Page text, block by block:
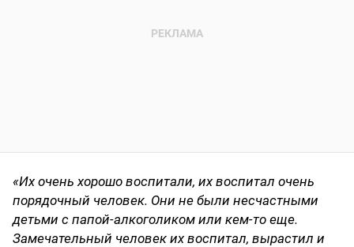
«Их очень хорошо воспитали, их воспитал очень
порядочный человек. Они не были несчастными
детьми с папой-алкоголиком или кем-то еще.
Замечательный человек их воспитал, вырастил и